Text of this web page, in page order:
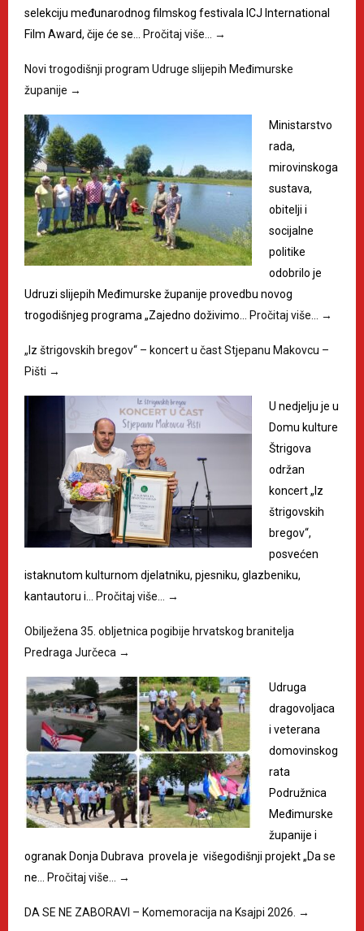
selekciju međunarodnog filmskog festivala ICJ International
Film Award, čije će se… Pročitaj više… →
Novi trogodišnji program Udruge slijepih Međimurske
županije →
Ministarstvo
rada,
mirovinskoga
sustava,
obitelji i
socijalne
politike
odobrilo je
Udruzi slijepih Međimurske županije provedbu novog
trogodišnjeg programa „Zajedno doživimo… Pročitaj više… →
„Iz štrigovskih bregov“ – koncert u čast Stjepanu Makovcu –
Pišti →
U nedjelju je u
Domu kulture
Štrigova
održan
koncert „Iz
štrigovskih
bregov“,
posvećen
istaknutom kulturnom djelatniku, pjesniku, glazbeniku,
kantautoru i… Pročitaj više… →
Obilježena 35. obljetnica pogibije hrvatskog branitelja
Predraga Jurčeca →
Udruga
dragovoljaca
i veterana
domovinskog
rata
Podružnica
Međimurske
županije i
ogranak Donja Dubrava provela je višegodišnji projekt „Da se
ne… Pročitaj više… →
DA SE NE ZABORAVI – Komemoracija na Ksajpi 2026. →